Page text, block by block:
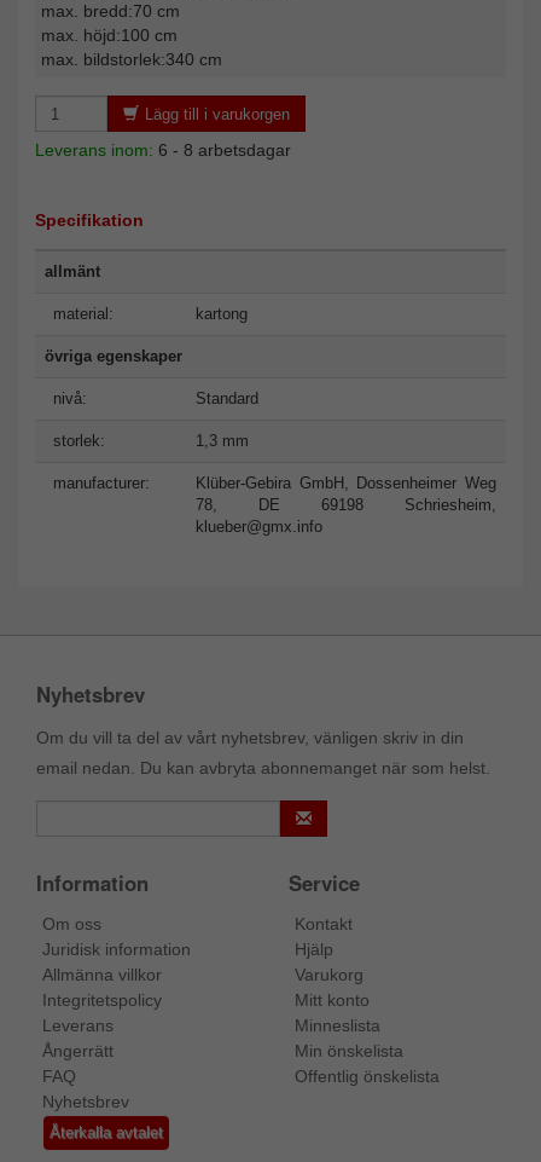
max. bredd:70 cm
max. höjd:100 cm
max. bildstorlek:340 cm
Lägg till i varukorgen
Leverans inom: 6 - 8 arbetsdagar
Specifikation
allmänt
material: kartong
övriga egenskaper
nivå: Standard
storlek: 1,3 mm
manufacturer:
Klüber-Gebira GmbH, Dossenheimer Weg
78, DE 69198 Schriesheim,
klueber@gmx.info
Nyhetsbrev
Om du vill ta del av vårt nyhetsbrev, vänligen skriv in din
email nedan. Du kan avbryta abonnemanget när som helst.
Information
Om oss
Juridisk information
Allmänna villkor
Integritetspolicy
Leverans
Ångerrätt
FAQ
Nyhetsbrev
Återkalla avtalet
Service
Kontakt
Hjälp
Varukorg
Mitt konto
Minneslista
Min önskelista
Offentlig önskelista